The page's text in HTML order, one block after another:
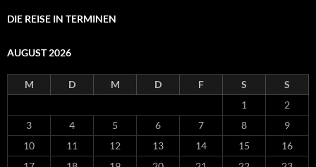
DIE REISE IN TERMINEN
AUGUST 2026
M D M D F S
S
1
2
3
4 5 6 7 8
9
10
11 12 13 14 15
16